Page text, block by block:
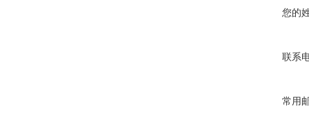
您的
联系
常用